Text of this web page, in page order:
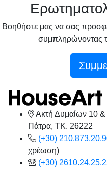
Βοηθήστε μας να σας
συμπληρώνοντας
Ακτή Δυμαίων 10
Πάτρα, TK. 26222
(+30)
χρέωση)
(+30)